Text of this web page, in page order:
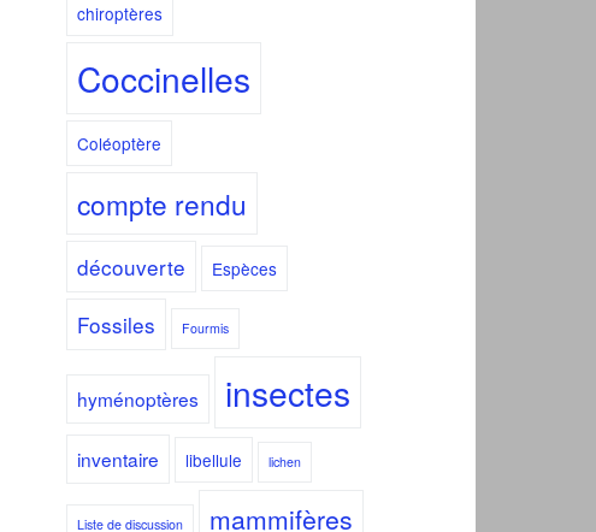
chiroptères
Coccinelles
Coléoptère
compte rendu
découverte Espèces
Fossiles Fourmis
hyménoptères insectes
inventaire libellule lichen
Liste de discussion mammifères